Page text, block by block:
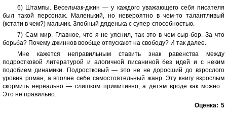
6) Штампы. Весельчак-джин — у каждого уважающего себя писателя
был такой персонаж. Маленький, но невероятно в чем-то талантливый
(кстати в чем?) мальчик. Злобный дяденька с супер-способностью.
7) Сам мир. Главное, что я не уяснил, так это в чем сыр-бор. За что
борьба? Почему джиннов вообще отпускают на свободу? И так далее.
Мне кажется неправильным ставить знак равенства между
подростковой литературой и алогичной писаниной без идей и с неким
подобием динамики. Подростковый — это не не доросший до взрослого
уровня роман, а вполне себе самостоятельный жанр. Эту книгу взрослым
скормить нереально — слишком примитивно, а детям вроде как можно...
Это не правильно.
Оценка: 5